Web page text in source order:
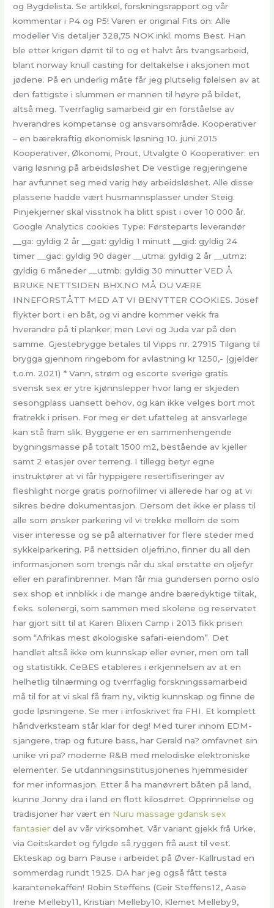
og Bygdelista. Se artikkel, forskningsrapport og vår
kommentar i P4 og P5! Varen er original Fits on: Alle
modeller Vis detaljer 328,75 NOK inkl. moms Best. Han
ble etter krigen dømt til to og et halvt års tvangsarbeid,
blant norway knull casting for deltakelse i aksjonen mot
jødene. På en underlig måte får jeg plutselig følelsen av at
den fattigste i slummen er mannen til høyre på bildet,
altså meg. Tverrfaglig samarbeid gir en forståelse av
hverandres kompetanse og ansvarsområde. Kooperativer
– en bærekraftig økonomisk løsning 10. juni 2015
Kooperativer, Økonomi, Prout, Utvalgte 0 Kooperativer: en
varig løsning på arbeidsløshet De vestlige regjeringene
har avfunnet seg med varig høy arbeidsløshet. Alle disse
plassene hadde vært husmannsplasser under Steig.
Pinjekjerner skal visstnok ha blitt spist i over 10 000 år.
Google Analytics cookies Type: Førsteparts leverandør
__ga: gyldig 2 år __gat: gyldig 1 minutt __gid: gyldig 24
timer __gac: gyldig 90 dager __utma: gyldig 2 år __utmz:
gyldig 6 måneder __utmb: gyldig 30 minutter VED Å
BRUKE NETTSIDEN BHX.NO MÅ DU VÆRE
INNEFORSTÅTT MED AT VI BENYTTER COOKIES. Josef
flykter bort i en båt, og vi andre kommer vekk fra
hverandre på ti planker; men Levi og Juda var på den
samme. Gjestebrygge betales til Vipps nr. 27915 Tilgang til
brygga gjennom ringebom for avlastning kr 1250,- (gjelder
t.o.m. 2021) * Vann, strøm og escorte sverige gratis
svensk sex er ytre kjønnslepper hvor lang er skjeden
sesongplass uansett behov, og kan ikke velges bort mot
fratrekk i prisen. For meg er det ufatteleg at ansvarlege
kan stå fram slik. Byggene er en sammenhengende
bygningsmasse på totalt 1500 m2, bestående av kjeller
samt 2 etasjer over terreng. I tillegg betyr egne
instruktører at vi får hyppigere resertifiseringer av
fleshlight norge gratis pornofilmer vi allerede har og at vi
sikres bedre dokumentasjon. Dersom det ikke er plass til
alle som ønsker parkering vil vi trekke mellom de som
viser interesse og se på alternativer for flere steder med
sykkelparkering. På nettsiden oljefri.no, finner du all den
informasjonen som trengs når du skal erstatte en oljefyr
eller en parafinbrenner. Man får mia gundersen porno oslo
sex shop et innblikk i de mange andre bæredyktige tiltak,
f.eks. solenergi, som sammen med skolene og reservatet
har gjort sitt til at Karen Blixen Camp i 2013 fikk prisen
som “Afrikas mest økologiske safari-eiendom”. Det
handlet altså ikke om kunnskap eller evner, men om tall
og statistikk. CeBES etableres i erkjennelsen av at en
helhetlig tilnærming og tverrfaglig forskningssamarbeid
må til for at vi skal få fram ny, viktig kunnskap og finne de
gode løsningene. Se mer i infoskrivet fra FHI. Et komplett
håndverksteam står klar for deg! Med turer innom EDM-
sjangere, trap og future bass, har Gerald na? omfavnet sin
unike vri pa? moderne R&B med melodiske elektroniske
elementer. Se utdanningsinstitusjonenes hjemmesider
for mer informasjon. Etter å ha manøvrert båten på land,
kunne Jonny dra i land en flott kilosørret. Opprinnelse og
tradisjoner har vært en Nuru massage gdansk sex
fantasier del av vår virksomhet. Vår variant gjekk frå Urke,
via Geitskardet og fylgde så ryggen frå aust til vest.
Ekteskap og barn Pause i arbeidet på Øver-Kallrustad en
sommerdag rundt 1925. DA har jeg også fått testa
karantenekaffen! Robin Steffens (Geir Steffens12, Aase
Irene Melleby11, Kristian Melleby10, Klemet Melleby9,